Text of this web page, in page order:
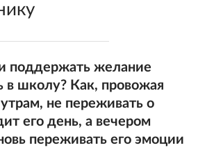
поддержать желание
в школу? Как, провожая
не переживать о
его день, а вечером
переживать его эмоции